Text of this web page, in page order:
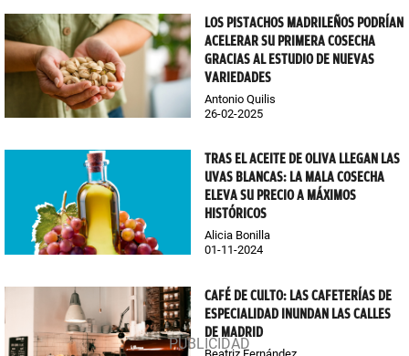
LOS PISTACHOS MADRILEÑOS PODRÍAN
ACELERAR SU PRIMERA COSECHA
GRACIAS AL ESTUDIO DE NUEVAS
VARIEDADES
Antonio Quilis
26-02-2025
TRAS EL ACEITE DE OLIVA LLEGAN LAS
UVAS BLANCAS: LA MALA COSECHA
ELEVA SU PRECIO A MÁXIMOS
HISTÓRICOS
Alicia Bonilla
01-11-2024
CAFÉ DE CULTO: LAS CAFETERÍAS DE
ESPECIALIDAD INUNDAN LAS CALLES
DE MADRID